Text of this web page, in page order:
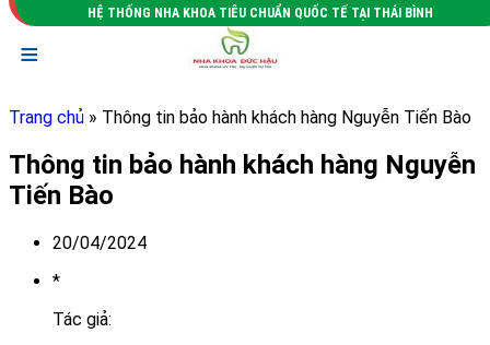
HỆ THỐNG NHA KHOA TIÊU CHUẨN QUỐC TẾ TẠI THÁI BÌNH
≡
Trang chủ » Thông tin bảo hành khách hàng Nguyễn Tiến Bào
Thông tin bảo hành khách hàng Nguyễn
Tiến Bào
20/04/2024
*
Tác giả: